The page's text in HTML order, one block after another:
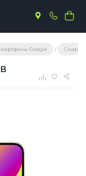
Google